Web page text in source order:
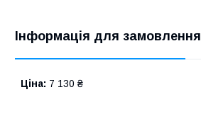
Інформація для замовлення
Ціна: 7 130 ₴